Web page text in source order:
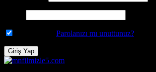
Parolanızı mı unuttunuz?